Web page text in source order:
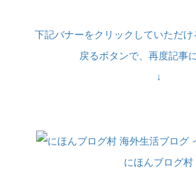
下記バナーをクリックしていただ
戻るボタンで、再度記事
↓
にほんブログ村